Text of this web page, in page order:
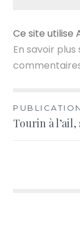
Ce site utilise
En savoir
de
Tourin à